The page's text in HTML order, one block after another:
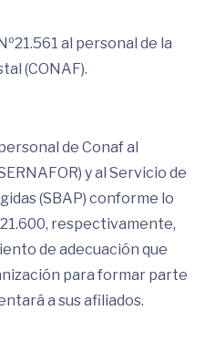
al personal de la
(CONAF).
de Conaf al
y al Servicio de
(SBAP) conforme lo
respectivamente,
de adecuación que
para formar parte
a sus afiliados.